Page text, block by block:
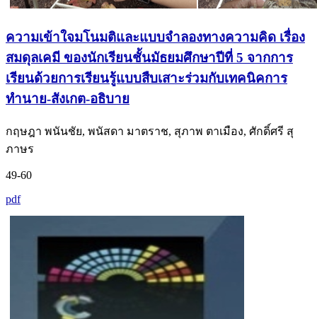
ความเข้าใจมโนมติและแบบจำลองทางความคิด เรื่อง
สมดุลเคมี ของนักเรียนชั้นมัธยมศึกษาปีที่ 5 จากการ
เรียนด้วยการเรียนรู้แบบสืบเสาะร่วมกับเทคนิคการ
ทำนาย-สังเกต-อธิบาย
กฤษฎา พนันชัย, พนัสดา มาตราช, สุภาพ ตาเมือง, ศักดิ์ศรี สุ
ภาษร
49-60
pdf